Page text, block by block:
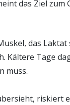
das Ziel zum
das Laktat
Kältere Tage
muss.
riskiert